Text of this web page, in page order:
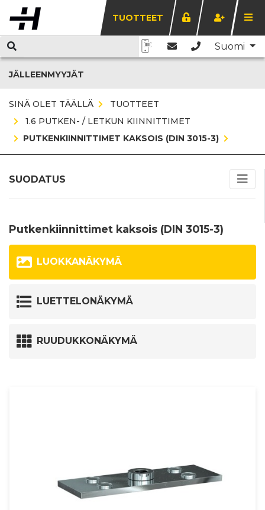
TUOTTEET
Suomi
JÄLLEENMYYJÄT
SINÄ OLET TÄÄLLÄ
TUOTTEET
1.6 PUTKEN- / LETKUN KIINNITTIMET
PUTKENKIINNITTIMET KAKSOIS (DIN 3015-3)
SUODATUS
Putkenkiinnittimet kaksois (DIN 3015-3)
LUOKKANÄKYMÄ
LUETTELONÄKYMÄ
RUUDUKKONÄKYMÄ